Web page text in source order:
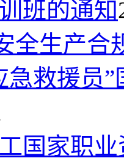
班的通知
全生产合
急救援员
国家职